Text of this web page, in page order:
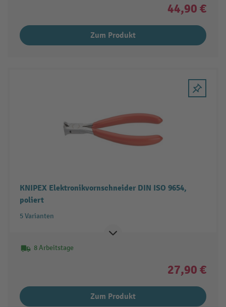
44,90 €
Zum Produkt
KNIPEX Elektronikvornschneider DIN ISO 9654,
poliert
5 Varianten
8 Arbeitstage
27,90 €
Zum Produkt